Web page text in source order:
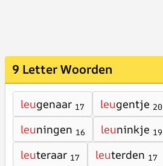
9 Letter Woorden
leugenaar 17 leugentje 20
leuningen 16 leuninkje 19
leuteraar 17 leuterden 17